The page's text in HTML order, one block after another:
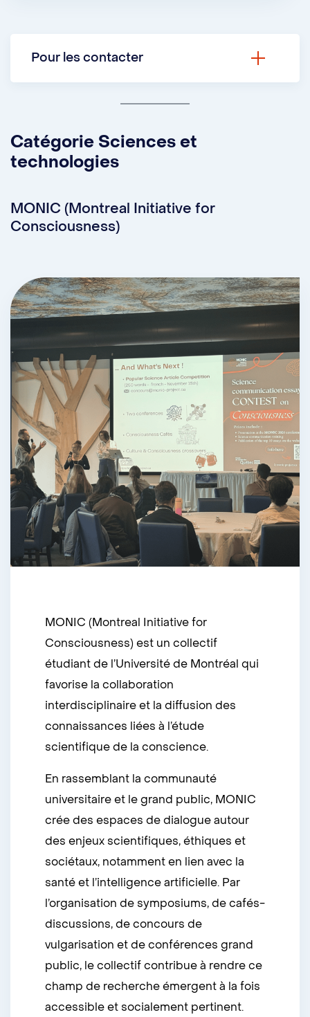
Pour les contacter
Site webv:
Catégorie Sciences et
technologies
MONIC (Montreal Initiative for
Consciousness)
MONIC (Montreal Initiative for
Consciousness) est un collectif
étudiant de l’Université de Montréal qui
favorise la collaboration
interdisciplinaire et la diffusion des
connaissances liées à l’étude
scientifique de la conscience.
En rassemblant la communauté
universitaire et le grand public, MONIC
crée des espaces de dialogue autour
des enjeux scientifiques, éthiques et
sociétaux, notamment en lien avec la
santé et l’intelligence artificielle. Par
l’organisation de symposiums, de cafés-
discussions, de concours de
vulgarisation et de conférences grand
public, le collectif contribue à rendre ce
champ de recherche émergent à la fois
accessible et socialement pertinent.